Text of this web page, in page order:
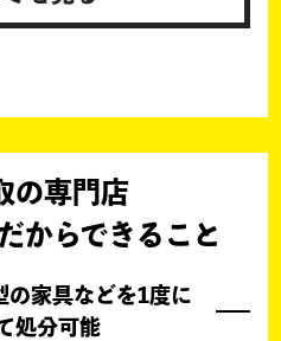
の専門店
からできること
の家具などを1度に
処分可能